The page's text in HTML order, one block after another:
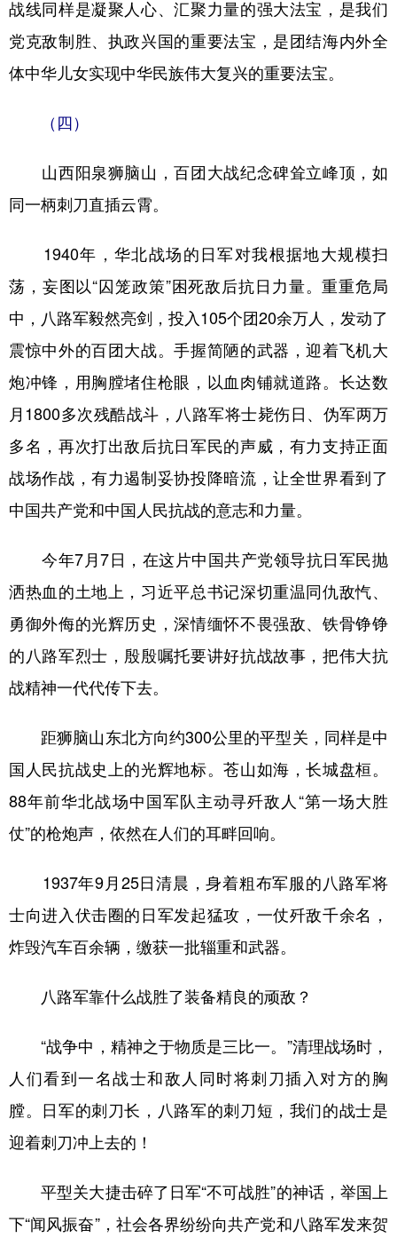
战线同样是凝聚人心、汇聚力量的强大法宝，是我们
党克敌制胜、执政兴国的重要法宝，是团结海内外全
体中华儿女实现中华民族伟大复兴的重要法宝。
（四）
山西阳泉狮脑山，百团大战纪念碑耸立峰顶，如
同一柄刺刀直插云霄。
1940年，华北战场的日军对我根据地大规模扫
荡，妄图以“囚笼政策”困死敌后抗日力量。重重危局
中，八路军毅然亮剑，投入105个团20余万人，发动了
震惊中外的百团大战。手握简陋的武器，迎着飞机大
炮冲锋，用胸膛堵住枪眼，以血肉铺就道路。长达数
月1800多次残酷战斗，八路军将士毙伤日、伪军两万
多名，再次打出敌后抗日军民的声威，有力支持正面
战场作战，有力遏制妥协投降暗流，让全世界看到了
中国共产党和中国人民抗战的意志和力量。
今年7月7日，在这片中国共产党领导抗日军民抛
洒热血的土地上，习近平总书记深切重温同仇敌忾、
勇御外侮的光辉历史，深情缅怀不畏强敌、铁骨铮铮
的八路军烈士，殷殷嘱托要讲好抗战故事，把伟大抗
战精神一代代传下去。
距狮脑山东北方向约300公里的平型关，同样是中
国人民抗战史上的光辉地标。苍山如海，长城盘桓。
88年前华北战场中国军队主动寻歼敌人“第一场大胜
仗”的枪炮声，依然在人们的耳畔回响。
1937年9月25日清晨，身着粗布军服的八路军将
士向进入伏击圈的日军发起猛攻，一仗歼敌千余名，
炸毁汽车百余辆，缴获一批辎重和武器。
八路军靠什么战胜了装备精良的顽敌？
“战争中，精神之于物质是三比一。”清理战场时，
人们看到一名战士和敌人同时将刺刀插入对方的胸
膛。日军的刺刀长，八路军的刺刀短，我们的战士是
迎着刺刀冲上去的！
平型关大捷击碎了日军“不可战胜”的神话，举国上
下“闻风振奋”，社会各界纷纷向共产党和八路军发来贺